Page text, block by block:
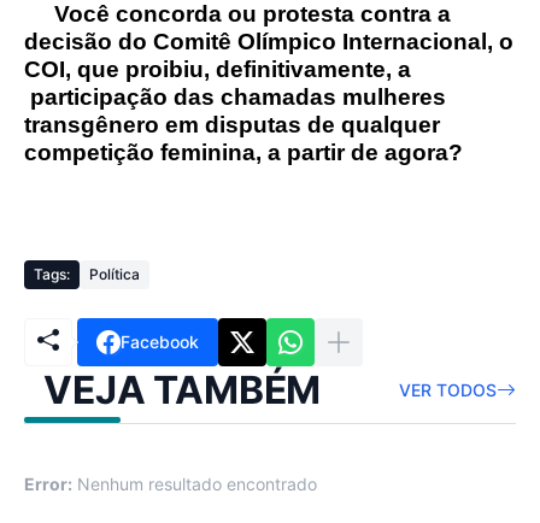
Você concorda ou protesta contra a
decisão do Comitê Olímpico Internacional, o
COI, que proibiu, definitivamente, a
participação das chamadas mulheres
transgênero em disputas de qualquer
competição feminina, a partir de agora?
Tags: Política
Facebook
VEJA TAMBÉM VER TODOS
Error: Nenhum resultado encontrado